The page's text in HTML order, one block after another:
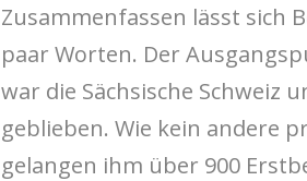
Zusammenfassen lässt sich
paar Worten. Der
war die Sächsische Schweiz
geblieben. Wie kein andere
gelangen ihm über 900